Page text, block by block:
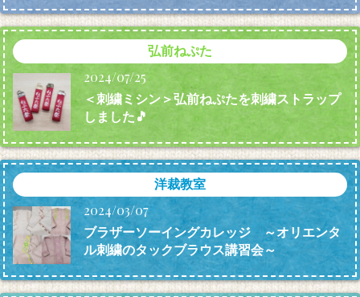
弘前ねぷた
2024/07/25
＜刺繍ミシン＞弘前ねぷたを刺繍ストラップ
しました🎵
洋裁教室
2024/03/07
ブラザーソーイングカレッジ ～オリエンタ
ル刺繍のタックブラウス講習会～